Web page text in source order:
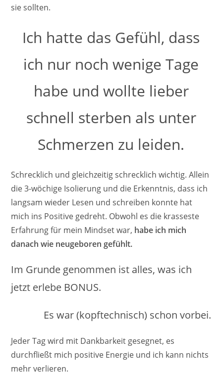
sie sollten.
Ich hatte das Gefühl, dass
ich nur noch wenige Tage
habe und wollte lieber
schnell sterben als unter
Schmerzen zu leiden.
Schrecklich und gleichzeitig schrecklich wichtig. Allein
die 3-wöchige Isolierung und die Erkenntnis, dass ich
langsam wieder Lesen und schreiben konnte hat
mich ins Positive gedreht. Obwohl es die krasseste
Erfahrung für mein Mindset war, habe ich mich
danach wie neugeboren gefühlt.
Im Grunde genommen ist alles, was ich
jetzt erlebe BONUS.
Es war (kopftechnisch) schon vorbei.
Jeder Tag wird mit Dankbarkeit gesegnet, es
durchfließt mich positive Energie und ich kann nichts
mehr verlieren.